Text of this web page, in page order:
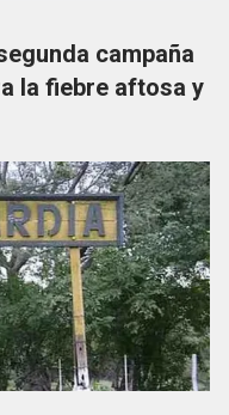
campaña
la fiebre aftosa y